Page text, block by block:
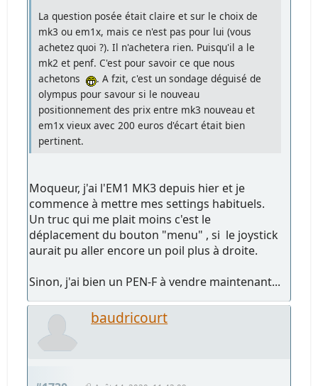
La question posée était claire et sur le choix de
mk3 ou em1x, mais ce n'est pas pour lui (vous
achetez quoi ?). Il n'achetera rien. Puisqu'il a le
mk2 et penf. C'est pour savoir ce que nous
achetons
. A fzit, c'est un sondage déguisé de
olympus pour savour si le nouveau
positionnement des prix entre mk3 nouveau et
em1x vieux avec 200 euros d'écart était bien
pertinent.
Moqueur, j'ai l'EM1 MK3 depuis hier et je
commence à mettre mes settings habituels.
Un truc qui me plait moins c'est le
déplacement du bouton "menu" , si le joystick
aurait pu aller encore un poil plus à droite.
Sinon, j'ai bien un PEN-F à vendre maintenant...
baudricourt